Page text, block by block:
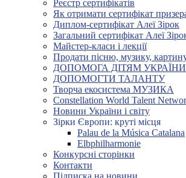
Реєстр сертифікатів
Як отримати сертифікат
Диплом-сертифікат Алеї Зірок
Загальний сертифікат Алеї
Майстер-класи і лекції
Продати пісню, музику,
ДОПОМОГА ДІТЯМ УКРАЇНИ
ДОПОМОГТИ ТАЛАНТУ
Творча екосистема МУЗИКА
Constellation World Talent
Новини України і світу
Зірки Європи: круті місця
Palau de la Música Catalana
Elbphilharmonie
Конкурсні сторінки
Контакти
Підписка на новини